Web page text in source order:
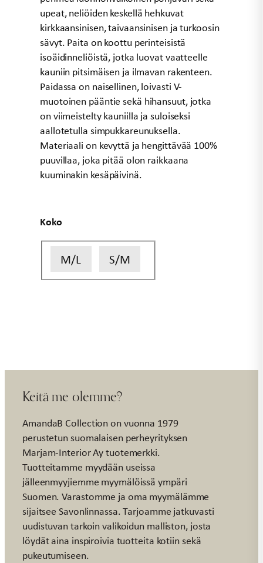
upeat, neliöiden keskellä hehkuvat
kirkkaansinisen, taivaansinisen ja turkoosin
sävyt. Paita on koottu perinteisistä
isoäidinneliöistä, jotka luovat vaatteelle
kauniin pitsimäisen ja ilmavan rakenteen.
Paidassa on naisellinen, loivasti V-
muotoinen pääntie sekä hihansuut, jotka
on viimeistelty kauniilla ja suloiseksi
aallotetulla simpukkareunuksella.
Materiaali on kevyttä ja hengittävää 100%
puuvillaa, joka pitää olon raikkaana
kuuminakin kesäpäivinä.
Koko
M/L S/M
Keitä me olemme?
AmandaB Collection on vuonna 1979
perustetun suomalaisen perheyrityksen
Marjam-Interior Ay tuotemerkki.
Tuotteitamme myydään useissa
jälleenmyyjiemme myymälöissä ympäri
Suomen. Varastomme ja oma myymälämme
sijaitsee Savonlinnassa. Tarjoamme jatkuvasti
uudistuvan tarkoin valikoidun malliston, josta
löydät aina inspiroivia tuotteita kotiin sekä
pukeutumiseen.